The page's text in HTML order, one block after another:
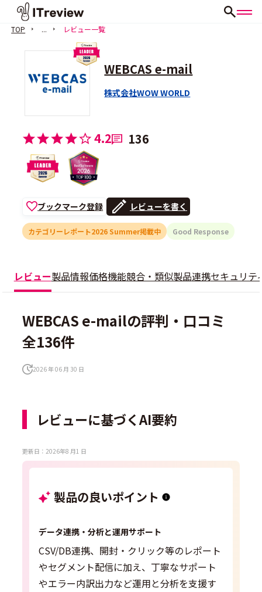
TOP ... レビュー一覧
WEBCAS e-mail
株式会社WOW WORLD
4.2 136
ブックマーク登録 レビューを書く
カテゴリーレポート2026 Summer掲載中 Good Response
レビュー製品情報価格機能競合・類似製品連携セキュリテ
WEBCAS e-mailの評判・口コミ
全136件
2026 年 06 月 30 日
レビューに基づくAI要約
更新日：2026年8 月1 日
製品の良いポイント
データ連携・分析と運用サポート
CSV/DB連携、開封・クリック等のレポート
やセグメント配信に加え、丁寧なサポート
やエラー内訳出力など運用と分析を支援す